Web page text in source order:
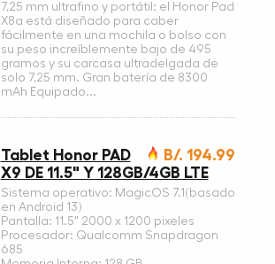
7,25 mm ultrafino y portátil: el Honor Pad
X8a está diseñado para caber
fácilmente en una mochila o bolso con
su peso increíblemente bajo de 495
gramos y su carcasa ultradelgada de
solo 7,25 mm. Gran batería de 8300
mAh Equipado...
B/. 194.99
Tablet Honor PAD
X9 DE 11.5" Y 128GB/4GB LTE
Sistema operativo: MagicOS 7.1(basado
en Android 13)
Pantalla: 11.5" 2000 x 1200 pixeles
Procesador: Qualcomm Snapdragon
685